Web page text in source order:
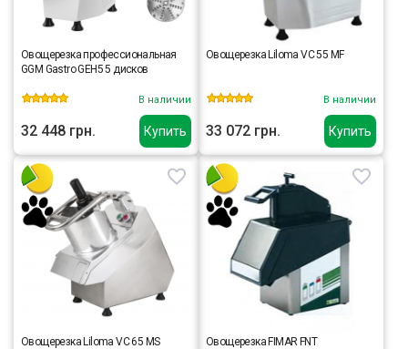
Купить
Овощерезка профессиональная
GGM Gastro GEH5 5 дисков
В наличии
32 448 грн. Купить
Овощерезка Liloma VC 55 MF
В наличии
33 072 грн.
Овощерезка Liloma VC 65 MS Овощерезка FIMAR FNT